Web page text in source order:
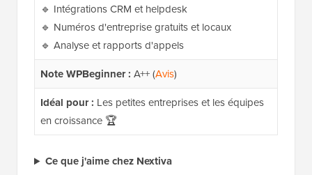
🔹 Intégrations CRM et helpdesk
🔹 Numéros d'entreprise gratuits et locaux
🔹 Analyse et rapports d'appels
Note WPBeginner : A++ (Avis)
Idéal pour : Les petites entreprises et les équipes
en croissance 🏆
Ce que j'aime chez Nextiva